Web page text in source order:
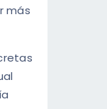
más